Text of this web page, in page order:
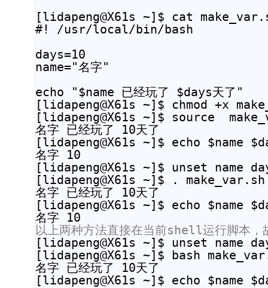
[lidapeng@X61s ~]$ cat
#! /usr/local/bin/bash
days=10
name="名字"
echo "$name 已经玩了 $days天了"
[lidapeng@X61s ~]$ chmod +x
[lidapeng@X61s ~]$ source
名字 已经玩了 10天了
[lidapeng@X61s ~]$ echo $name
名字 10
[lidapeng@X61s ~]$ unset name
[lidapeng@X61s ~]$ . make_var.sh
名字 已经玩了 10天了
[lidapeng@X61s ~]$ echo $name
以上两种方法直接在当前shell运行脚本
[lidapeng@X61s ~]$ unset name
[lidapeng@X61s ~]$ bash
名字 已经玩了 10天了
[lidapeng@X61s ~]$ echo $name